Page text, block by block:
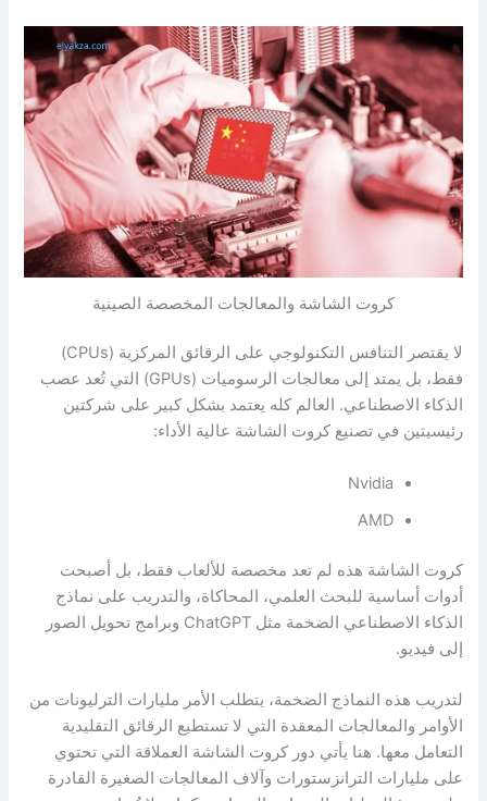
كروت الشاشة والمعالجات المخصصة الصينية
لا يقتصر التنافس التكنولوجي على الرقائق المركزية (CPUs)
فقط، بل يمتد إلى معالجات الرسوميات (GPUs) التي تُعد عصب
الذكاء الاصطناعي. العالم كله يعتمد بشكل كبير على شركتين
رئيسيتين في تصنيع كروت الشاشة عالية الأداء:
Nvidia
AMD
كروت الشاشة هذه لم تعد مخصصة للألعاب فقط، بل أصبحت
أدوات أساسية للبحث العلمي، المحاكاة، والتدريب على نماذج
الذكاء الاصطناعي الضخمة مثل ChatGPT وبرامج تحويل الصور
إلى فيديو.
لتدريب هذه النماذج الضخمة، يتطلب الأمر مليارات الترليونات من
الأوامر والمعالجات المعقدة التي لا تستطيع الرقائق التقليدية
التعامل معها. هنا يأتي دور كروت الشاشة العملاقة التي تحتوي
على مليارات الترانزستورات وآلاف المعالجات الصغيرة القادرة